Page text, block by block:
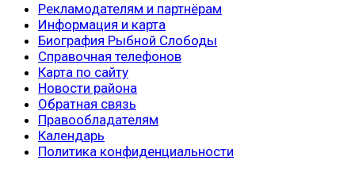
Рекламодателям и партнёрам
Информация и карта
Биография Рыбной Слободы
Справочная телефонов
Карта по сайту
Новости района
Обратная связь
Правообладателям
Календарь
Политика конфиденциальности